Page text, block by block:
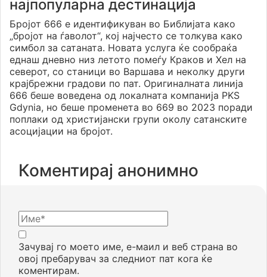
најпопуларна дестинација
Бројот 666 е идентификуван во Библијата како
„бројот на ѓаволот“, кој најчесто се толкува како
симбол за сатаната. Новата услуга ќе сообраќа
еднаш дневно низ летото помеѓу Краков и Хел на
северот, со станици во Варшава и неколку други
крајбрежни градови по пат. Оригиналната линија
666 беше воведена од локалната компанија PKS
Gdynia, но беше променета во 669 во 2023 поради
поплаки од христијански групи околу сатанските
асоцијации на бројот.
Коментирај анонимно
Зачувај го моето име, е-маил и веб страна во
овој пребарувач за следниот пат кога ќе
коментирам.